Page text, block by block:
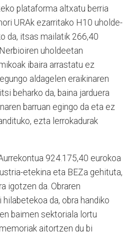
plataforma altxatu berria
URAk ezarritako H10 uholde-
da, itsas mailatik 266,40
uholdeetan
ibaira arrastatu ez
aldagelen eraikinaren
beharko da, baina jarduera
barruan egingo da eta ez
ezta lerrokadurak
924.175,40 eurokoa
etekina eta BEZa gehituta,
igotzen da. Obraren
da, obra handiko
baimen sektoriala lortu
aitortzen du bi